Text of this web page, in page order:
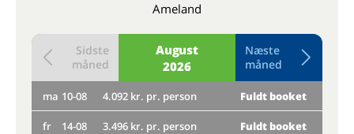
Ameland
August
2026
Sidste
måned
Næste
måned
ma 10-08 4.092 kr. pr. person Fuldt booket
fr 14-08 3.496 kr. pr. person Fuldt booket